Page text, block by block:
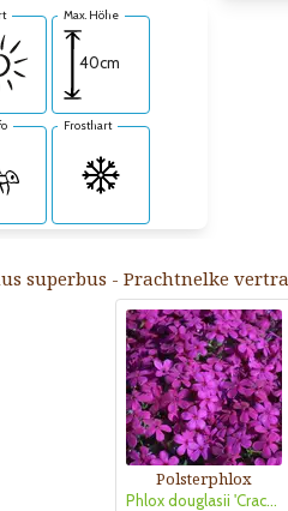
Max. Höhe
40cm
Frosthart
superbus - Prachtnelke
Polsterphlox
Phlox douglasii 'Crackerjack'